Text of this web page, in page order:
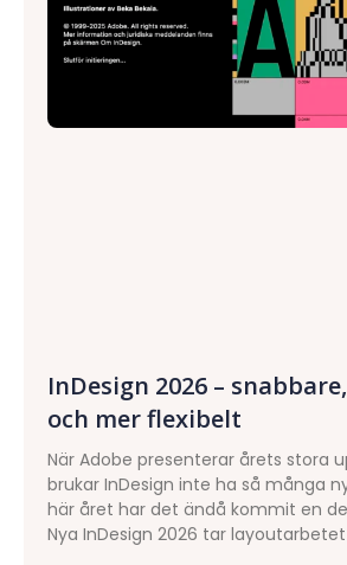
InDesign 2026 –
och mer flexibelt
När Adobe presenterar årets stora
brukar InDesign inte ha så många
här året har det ändå kommit en
Nya InDesign 2026 tar